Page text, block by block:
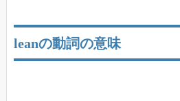
leanの動詞の意味